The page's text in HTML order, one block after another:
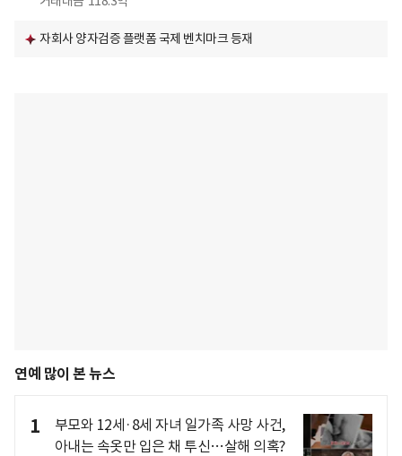
자회사 양자검증 플랫폼 국제 벤치마크 등재
연예 많이 본 뉴스
1
부모와 12세·8세 자녀 일가족 사망 사건,
아내는 속옷만 입은 채 투신…살해 의혹?